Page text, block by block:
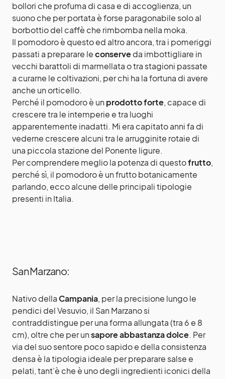
bollori che profuma di casa e di accoglienza, un
suono che per portata è forse paragonabile solo al
borbottio del caffè che rimbomba nella moka.
Il pomodoro è questo ed altro ancora, tra i pomeriggi
passati a preparare leconserveda imbottigliare in
vecchi barattoli di marmellata o tra stagioni passate
a curarne le coltivazioni, per chi ha la fortuna di avere
anche un orticello.
Perché il pomodoro è un prodotto forte, capace di
crescere tra le intemperie e tra luoghi
apparentemente inadatti. Mi era capitato anni fa di
vederne crescere alcuni tra le arrugginite rotaie di
una piccola stazione del Ponente ligure.
Per comprendere meglio la potenza di questofrutto,
perché sì, il pomodoro è un frutto botanicamente
parlando, ecco alcune delle principali tipologie
presenti in Italia.
San Marzano:
Nativo dellaCampania, per la precisione lungo le
pendici del Vesuvio, il San Marzano si
contraddistingue per una forma allungata (tra 6 e 8
cm), oltre che per unsapore abbastanza dolce. Per
via del suo sentore poco sapido e della consistenza
densa è la tipologia ideale per preparare salse e
pelati, tant’è che è uno degli ingredienti iconici della